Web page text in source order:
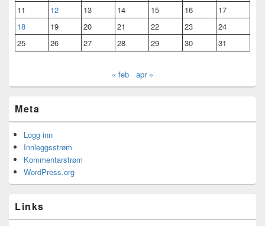
11
12 13 14 15 16
17
18
19 20 21 22 23
24
25
26 27 28 29 30 31
« feb apr »
Meta
Logg inn
Innleggsstrøm
Kommentarstrøm
WordPress.org
Links